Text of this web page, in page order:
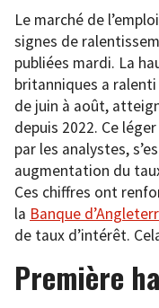
Le marché de
signes de
publiées mardi. La
britanniques a
de juin à août,
depuis 2022. Ce
par les analystes,
augmentation du
Ces chiffres ont
la Banque
de taux d’intérêt.
Première